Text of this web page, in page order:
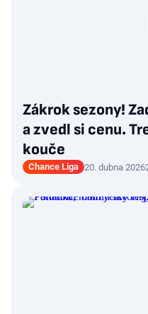
Zákrok sezony!
a zvedl si cenu.
kouče
Chance Liga 20. dubna 2026